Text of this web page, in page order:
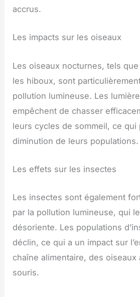
accrus.
Les impacts sur les oiseaux
Les oiseaux nocturnes, tels
les hiboux, sont
pollution lumineuse. Les
empêchent de chasser
leurs cycles de sommeil, ce qui
diminution de leurs populations.
Les effets sur les insectes
Les insectes sont également
par la pollution lumineuse, qui
désoriente. Les populations
déclin, ce qui a un impact sur
chaîne alimentaire, des oiseaux
souris.